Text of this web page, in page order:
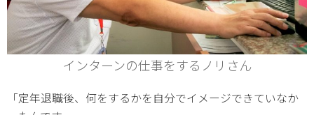
インターンの仕事をするノリさん
「定年退職後、何をするかを自分でイメージできていなか